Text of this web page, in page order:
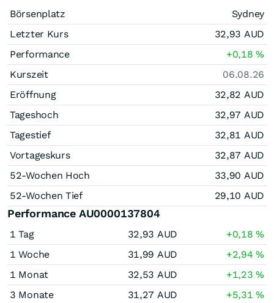
Börsenplatz
Sydney
Letzter Kurs
32,93 AUD
Performance
+0,18%
Kurszeit
06.08.26
Eröffnung
32,82 AUD
Tageshoch
32,97 AUD
Tagestief
32,81 AUD
Vortageskurs
32,87 AUD
52-Wochen Hoch
33,90 AUD
52-Wochen Tief
29,10 AUD
Performance AU0000137804
1 Tag 32,93 AUD +0,18%
1 Woche
31,99 AUD +2,94%
1 Monat
32,53 AUD +1,23%
3 Monate
31,27 AUD +5,31%